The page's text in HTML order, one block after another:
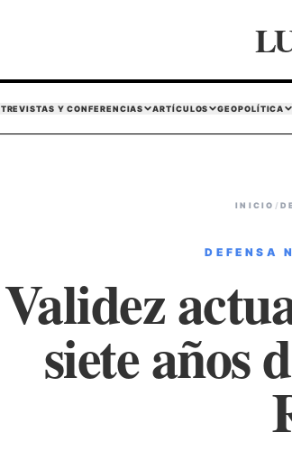
Y CONFERENCIAS ARTÍCULOS GEOPOLÍTICA
INICIO /
DEFENSA
Validez
siete años